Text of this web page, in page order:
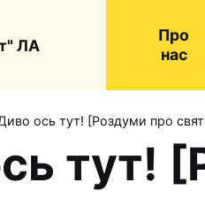
ЛА
Про
нас
ось тут! [Роздуми про
тут!